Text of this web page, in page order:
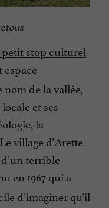
stop culturel
espace
de la vallée,
et ses
la
village d'Arette
terrible
en 1967 qui a
d’imaginer qu’il